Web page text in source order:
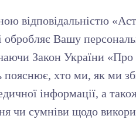
відповідальністю
обробляє Вашу
Закон України
пояснює, хто ми, як ми
інформації, а
чи сумніви щодо